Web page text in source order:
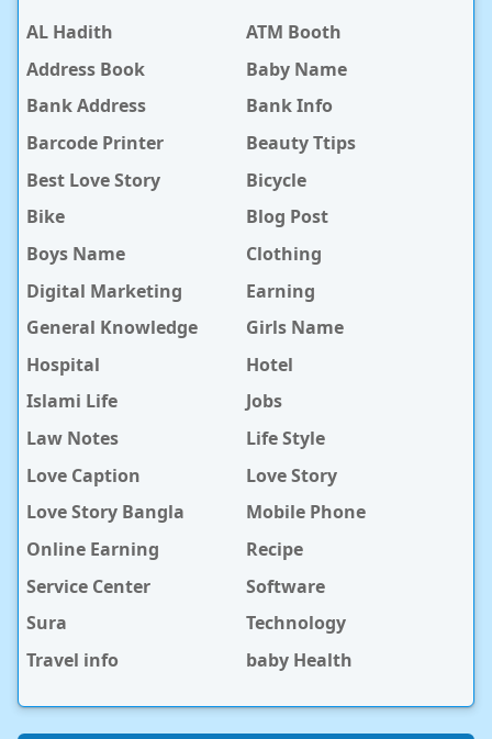
AL Hadith
ATM Booth
Address Book
Baby Name
Bank Address
Bank Info
Barcode Printer
Beauty Ttips
Best Love Story
Bicycle
Bike
Blog Post
Boys Name
Clothing
Digital Marketing
Earning
General Knowledge
Girls Name
Hospital
Hotel
Islami Life
Jobs
Law Notes
Life Style
Love Caption
Love Story
Love Story Bangla
Mobile Phone
Online Earning
Recipe
Service Center
Software
Sura
Technology
Travel info
baby Health